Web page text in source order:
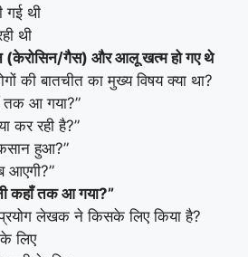
गई थी
थी
(केरोसिन/गैस) और आलू खत्म हो गए थे
की बातचीत का मुख्य विषय क्या था?
तक आ गया?”
कर रही है?”
हुआ?”
आएगी?”
कहाँ तक आ गया?”
प्रयोग लेखक ने किसके लिए किया है?
लिए